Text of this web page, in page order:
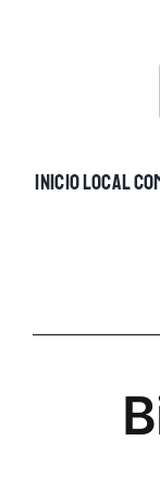
INICIOLOCAL